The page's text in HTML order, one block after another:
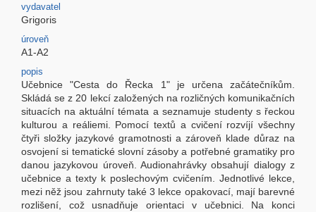
vydavatel
Grigoris
úroveň
A1-A2
popis
Učebnice "Cesta do Řecka 1" je určena začátečníkům.
Skládá se z 20 lekcí založených na rozličných komunikačních
situacích na aktuální témata a seznamuje studenty s řeckou
kulturou a reáliemi. Pomocí textů a cvičení rozvíjí všechny
čtyři složky jazykové gramotnosti a zároveň klade důraz na
osvojení si tematické slovní zásoby a potřebné gramatiky pro
danou jazykovou úroveň. Audionahrávky obsahují dialogy z
učebnice a texty k poslechovým cvičením. Jednotlivé lekce,
mezi něž jsou zahrnuty také 3 lekce opakovací, mají barevné
rozlišení, což usnadňuje orientaci v učebnici. Na konci